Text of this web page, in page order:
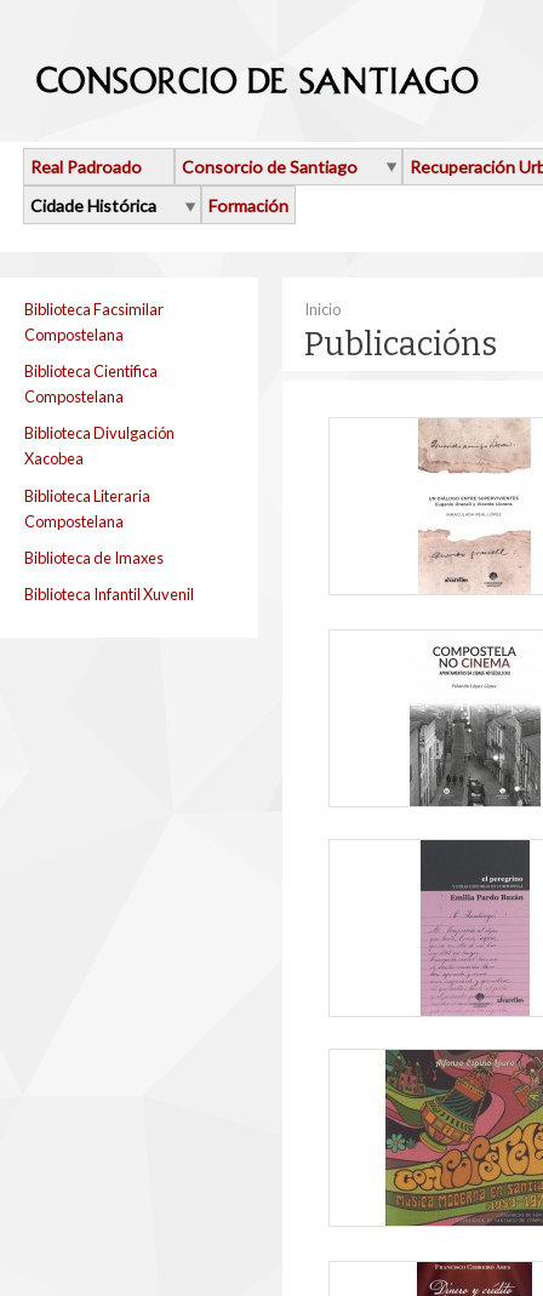
Real Padroado Consorcio de Santiago
Recuperación
Cidade Histórica
Formación
Biblioteca Facsimilar
Compostelana
Biblioteca Cientifica
Compostelana
Biblioteca Divulgación
Xacobea
Biblioteca Literaria
Compostelana
Biblioteca de Imaxes
Biblioteca Infantil Xuvenil
Vostede está aquí
Inicio
Publicacións